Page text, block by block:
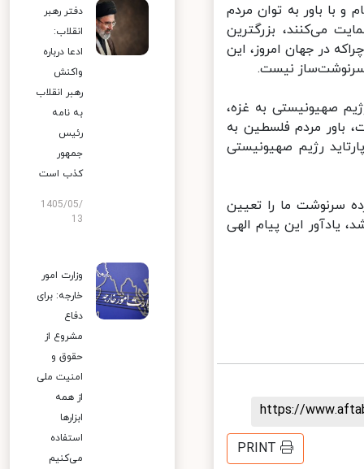
با باور به توان مردم
می‌کنند، بزرگترین
در جهان امروز، این
نیست.
صهیونیستی به غزه،
باور مردم فلسطین به
رژیم صهیونیستی
سرنوشت ما را تعیین
یادآور این پیام الهی
https://
PRINT
دفتر رهبر
انقلاب:
ادعا درباره
واکنش
رهبر انقلاب
به نامه
رئیس
جمهور
کذب است
1405/05/
13
وزارت امور
خارجه: برای
دفاع
مشروع از
حقوق و
امنیت ملی
از همه
ابزارها
استفاده
می‌کنیم